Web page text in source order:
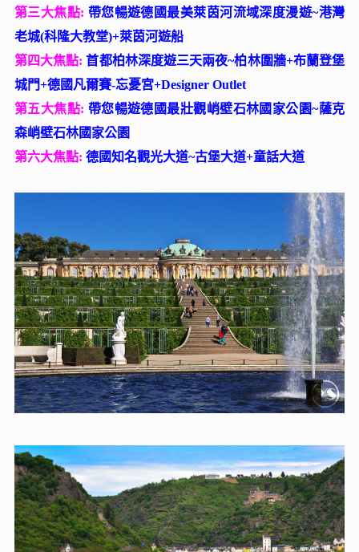
第三大焦點: 帶您暢遊德國最美萊茵河流域深度漫遊~港灣
老城(科隆大教堂)+萊茵河遊船
第四大焦點:首都柏林深度遊三天兩夜~柏林圍牆+布蘭登堡
城門+德國凡爾賽-忘憂宮+Designer Outlet
第五大焦點: 帶您暢遊德國最壯觀峭壁石林國家公園~薩克
森峭壁石林國家公園
第六大焦點: 德國知名觀光大道~古堡大道+童話大道